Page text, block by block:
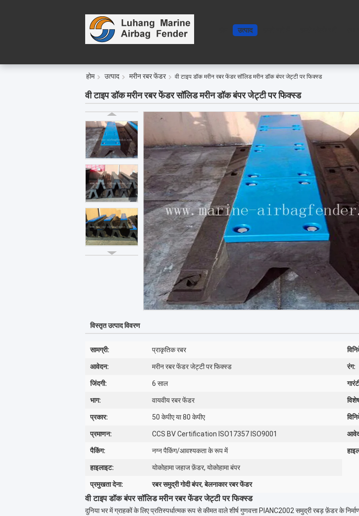
उत्पाद
होम उत्पाद मरीन रबर फेंडर वी टाइप डॉक मरीन रबर फेंडर सॉलिड मरीन डॉक बंपर जेट्टी पर फिक्स्ड
वी टाइप डॉक मरीन रबर फेंडर सॉलिड मरीन डॉक बंपर जेट्टी पर फिक्स्ड
विस्तृत उत्पाद विवरण
सामग्री: प्राकृतिक रबर
आवेदन: मरीन रबर फेंडर जेट्टी पर फिक्स्ड रंग:
जिंदगी: 6 साल
भाग: वायवीय रबर फेंडर
प्रकार: 50 केपीए या 80 केपीए
प्रमाणन: CCS BV Certification ISO17357 ISO9001
पैकिंग: नग्न पैकिंग/आवश्यकता के रूप में
हाइलाइट: योकोहामा जहाज फ़ेंडर, योकोहामा बंपर
प्रमुखता देना: रबर समुद्री गोदी बंपर,बेलनाकार रबर फेंडर
वी टाइप डॉक बंपर सॉलिड मरीन रबर फेंडर जेट्टी पर फिक्स्ड
दुनिया भर में ग्राहकों के लिए प्रतिस्पर्धात्मक रूप से कीमत वाले शीर्ष गुणवत्ता PIANC2002 समुद्री रबड़ फ़ेंडर के निर्माण